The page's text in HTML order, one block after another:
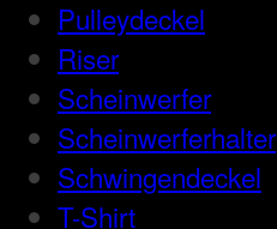
Pulleydeckel
Riser
Scheinwerfer
Scheinwerferhalter
Schwingendeckel
T-Shirt